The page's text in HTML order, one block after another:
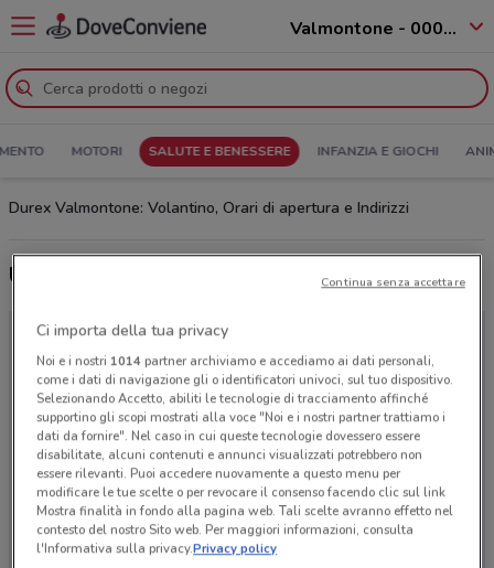
Valmontone - 00038
MOTORI SALUTE E BENESSERE INFANZIA E GIOCHI
Durex Valmontone: Volantino, Orari di apertura e Indirizzi
Ultime offerte del volantino Durex
Ci importa della tua privacy
Noi e i nostri 1014partner archiviamo e accediamo ai dati personali,
come i dati di navigazione gli o identificatori univoci, sul tuo dispositivo.
Selezionando Accetto, abiliti le tecnologie di tracciamento affinché
supportino gli scopi mostrati alla voce "Noi e i nostri partner trattiamo i
dati da fornire". Nel caso in cui queste tecnologie dovessero essere
disabilitate, alcuni contenuti e annunci visualizzati potrebbero non
essere rilevanti. Puoi accedere nuovamente a questo menu per
modificare le tue scelte o per revocare il consenso facendo clic sul link
Mostra finalità in fondo alla pagina web. Tali scelte avranno effetto nel
contesto del nostro Sito web. Per maggiori informazioni, consulta
l'Informativa sulla privacy.Privacy policy
Continua senza accettare